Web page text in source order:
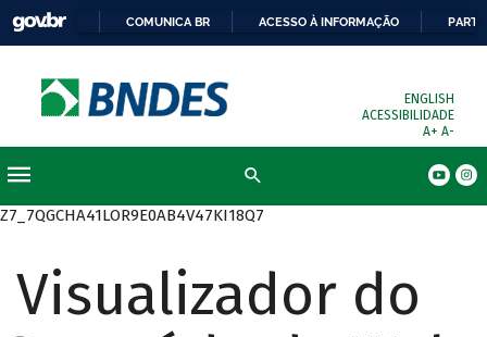
COMUNICA BR ACESSO À INFORMAÇÃO
ENGLISH
ACESSIBILIDADE
A+ A-
Z7_7QGCHA41LOR9E0AB4V47KI18Q7
Visualizador do